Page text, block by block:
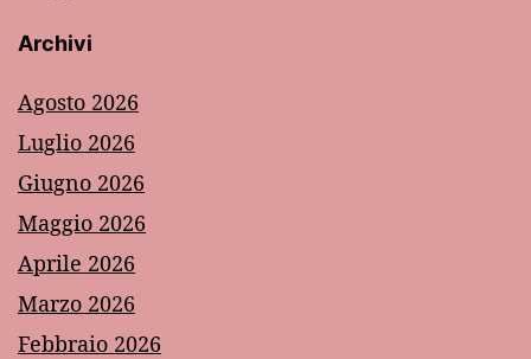
Archivi
Agosto 2026
Luglio 2026
Giugno 2026
Maggio 2026
Aprile 2026
Marzo 2026
Febbraio 2026